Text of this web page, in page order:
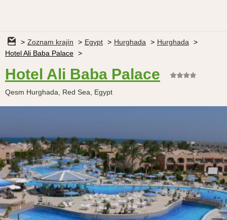
Zoznam krajín Egypt Hurghada
Hurghada
Hotel Ali Baba Palace
Hotel Ali Baba Palace
Qesm Hurghada, Red Sea, Egypt